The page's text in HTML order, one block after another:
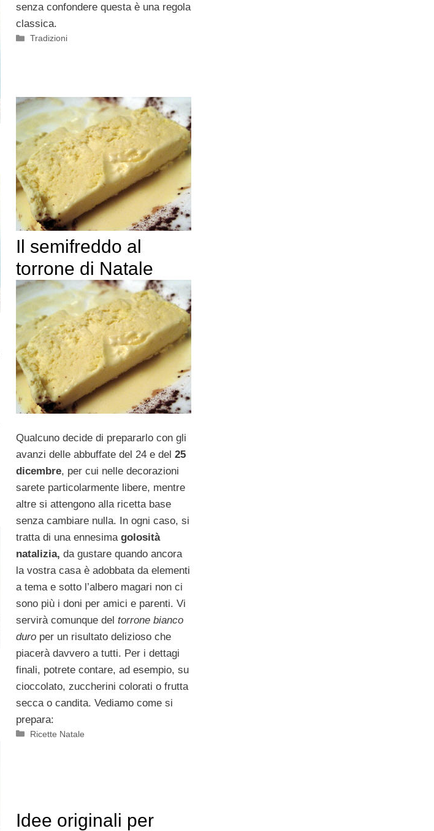
senza confondere questa è una regola
classica.
Categorie
Tradizioni
Il semifreddo al
torrone di Natale
Qualcuno decide di prepararlo con gli
avanzi delle abbuffate del 24 e del 25
dicembre, per cui nelle decorazioni
sarete particolarmente libere, mentre
altre si attengono alla ricetta base
senza cambiare nulla. In ogni caso, si
tratta di una ennesima golosità
natalizia, da gustare quando ancora
la vostra casa è adobbata da elementi
a tema e sotto l’albero magari non ci
sono più i doni per amici e parenti. Vi
servirà comunque del torrone bianco
duroper un risultato delizioso che
piacerà davvero a tutti. Per i dettagi
finali, potrete contare, ad esempio, su
cioccolato, zuccherini colorati o frutta
secca o candita. Vediamo come si
prepara:
Categorie
Ricette Natale
Idee originali per